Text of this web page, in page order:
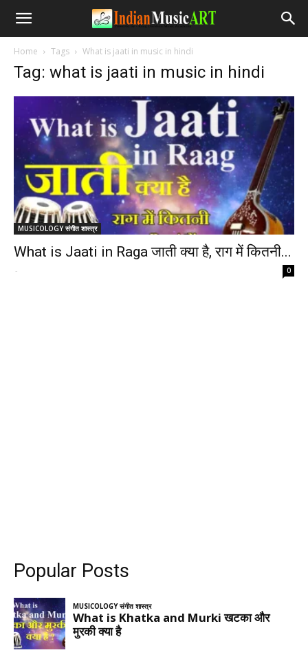
Home Tags What is jaati in music in hindi
Tag: what is jaati in music in hindi
MUSICOLOGY संगीत शास्त्र
What is Jaati in Raga जाती क्या है, राग में कितनी...
- 0
Popular Posts